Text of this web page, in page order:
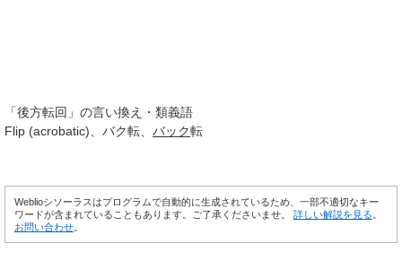
「後方転回 」の言い換え・類義語
Flip (acrobatic)
バク転 バック転
Weblioシソーラスはプログラムで自動的に生成されているため、一部不適切なキー
ワードが含まれていることもあります。ご了承くださいませ。 詳しい解説を見る
お問い合わせ